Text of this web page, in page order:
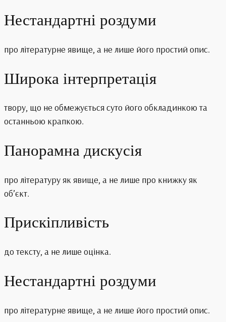
Нестандартні роздуми
про літературне явище, а не лише його простий опис.
Широка інтерпретація
твору, що не обмежується суто його обкладинкою та
останньою крапкою.
Панорамна дискусія
про літературу як явище, а не лише про книжку як
об’єкт.
Прискіпливість
до тексту, а не лише оцінка.
Нестандартні роздуми
про літературне явище, а не лише його простий опис.